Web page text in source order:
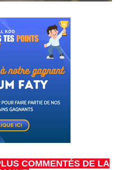
COMMENTÉS DE LA